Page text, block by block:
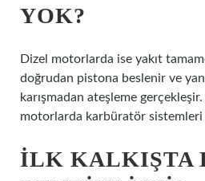
YOK?
Dizel motorlarda ise yakıt
doğrudan pistona beslenir ve
karışmadan ateşleme
motorlarda karbüratör sistemleri
İLK KALKIŞTA